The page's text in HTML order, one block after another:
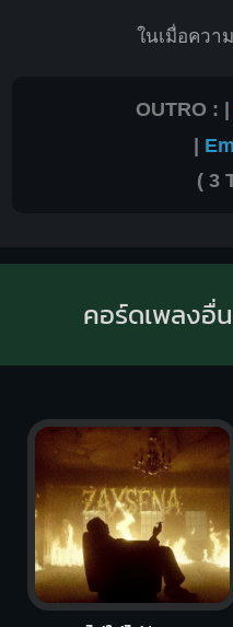
ในเมื่อควา
OUTRO : |
| Em
( 3
คอร์ดเพลงอื่